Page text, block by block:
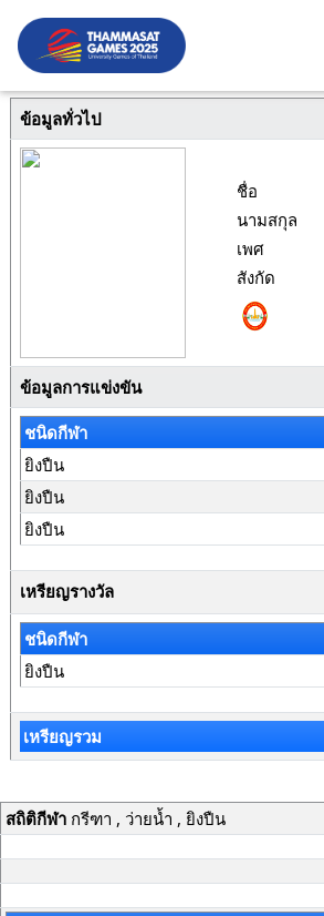
ข้อมูลทั่วไป
ชื่อ
นามสกุล
เพศ
สังกัด
ข้อมูลการแข่งขัน
ชนิดกีฬา
ยิงปืน
ยิงปืน
ยิงปืน
เหรียญรางวัล
ชนิดกีฬา
ยิงปืน
เหรียญรวม
สถิติกีฬากรีฑา , ว่ายน้ำ , ยิงปืน